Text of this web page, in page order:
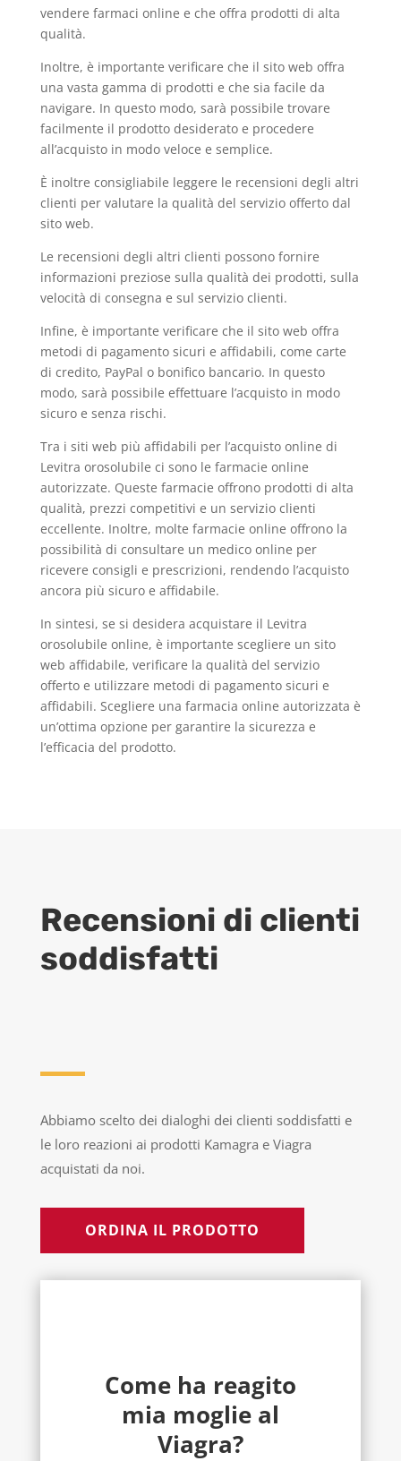
vendere farmaci online e che offra prodotti di alta
qualità.
Inoltre, è importante verificare che il sito web offra
una vasta gamma di prodotti e che sia facile da
navigare. In questo modo, sarà possibile trovare
facilmente il prodotto desiderato e procedere
all’acquisto in modo veloce e semplice.
È inoltre consigliabile leggere le recensioni degli altri
clienti per valutare la qualità del servizio offerto dal
sito web.
Le recensioni degli altri clienti possono fornire
informazioni preziose sulla qualità dei prodotti, sulla
velocità di consegna e sul servizio clienti.
Infine, è importante verificare che il sito web offra
metodi di pagamento sicuri e affidabili, come carte
di credito, PayPal o bonifico bancario. In questo
modo, sarà possibile effettuare l’acquisto in modo
sicuro e senza rischi.
Tra i siti web più affidabili per l’acquisto online di
Levitra orosolubile ci sono le farmacie online
autorizzate. Queste farmacie offrono prodotti di alta
qualità, prezzi competitivi e un servizio clienti
eccellente. Inoltre, molte farmacie online offrono la
possibilità di consultare un medico online per
ricevere consigli e prescrizioni, rendendo l’acquisto
ancora più sicuro e affidabile.
In sintesi, se si desidera acquistare il Levitra
orosolubile online, è importante scegliere un sito
web affidabile, verificare la qualità del servizio
offerto e utilizzare metodi di pagamento sicuri e
affidabili. Scegliere una farmacia online autorizzata è
un’ottima opzione per garantire la sicurezza e
l’efficacia del prodotto.
Recensioni di clienti
soddisfatti
Abbiamo scelto dei dialoghi dei clienti soddisfatti e
le loro reazioni ai prodotti Kamagra e Viagra
acquistati da noi.
ORDINA IL PRODOTTO
Come ha reagito
mia moglie al
Viagra?